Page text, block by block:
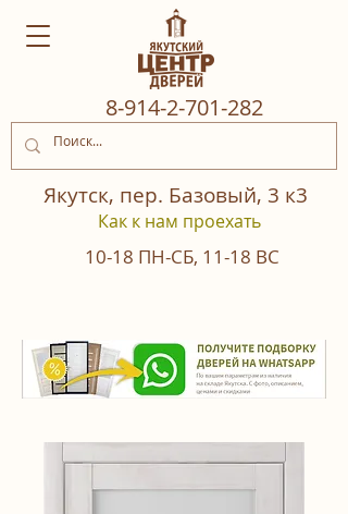
8‒914‒2‒701‒282
Якутск, пер. Базовый, 3 к3
Как к нам проехать
10-18 ПН-СБ, 11-18 ВС